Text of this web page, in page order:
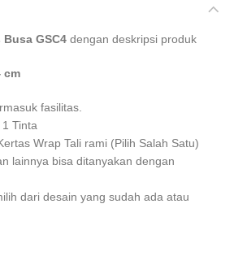
GSC4 dengan deskripsi produk
cm
fasilitas.
Tinta
Wrap Tali rami (Pilih Salah Satu)
lainnya bisa ditanyakan dengan
dari desain yang sudah ada atau